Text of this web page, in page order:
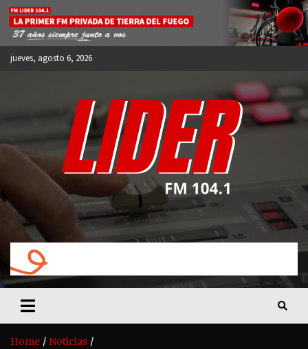
Skip
content
jueves, agosto 6, 2026
FM LIDER 104.1
Home
Noticias